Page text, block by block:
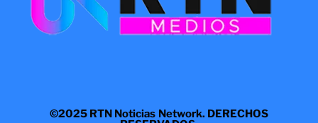
©2025 RTN Noticias Network. DERECHOS